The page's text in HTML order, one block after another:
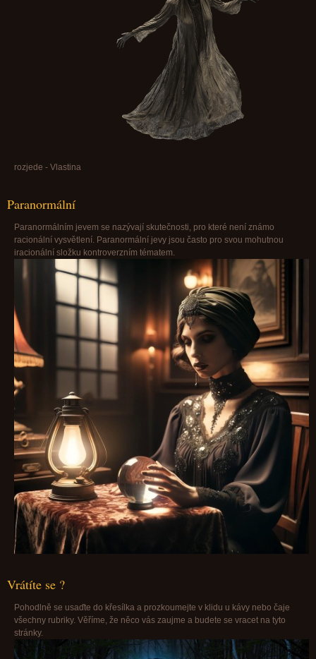
rozjede - Vlastina
Paranormální
Paranormálním jevem se nazývají skutečnosti, pro které není známo
racionální vysvětlení. Paranormální jevy jsou často pro svou mohutnou
iracionální složku kontroverzním tématem.
Vrátíte se ?
Pohodlně se usaďte do křesílka a prozkoumejte v klidu u kávy nebo čaje
všechny rubriky. Věříme, že něco vás zaujme a budete se vracet na tyto
stránky.